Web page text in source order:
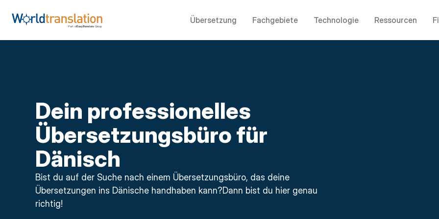
Übersetzung Fachgebiete Technologie Ressourcen
Dein professionelles
Übersetzungsbüro für
Dänisch
Bist du auf der Suche nach einem Übersetzungsbüro, das deine
Übersetzungen ins Dänische handhaben kann?Dann bist du hier genau
richtig!